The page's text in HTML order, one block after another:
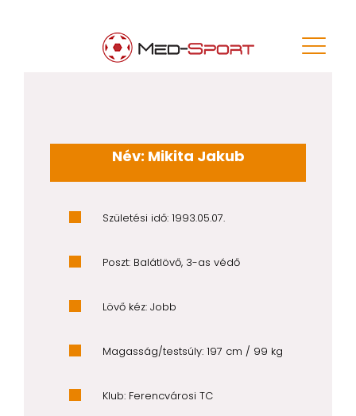
Név: Mikita Jakub
Születési idő: 1993.05.07.
Poszt: Balátlövő, 3-as védő
Lövő kéz: Jobb
Magasság/testsúly: 197 cm / 99 kg
Klub: Ferencvárosi TC